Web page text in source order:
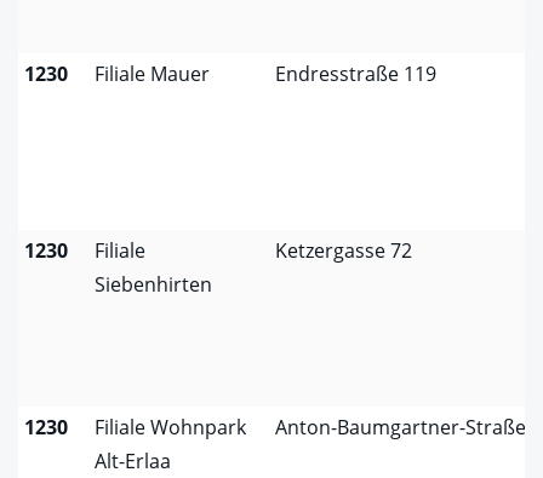
1230 Filiale Mauer Endresstraße 119
1230
Filiale
Siebenhirten
Ketzergasse 72
1230
Filiale Wohnpark
Alt-Erlaa
Anton-Baumgartner-Straße